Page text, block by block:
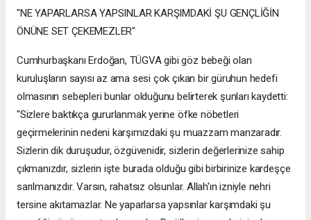
"NE YAPARLARSA YAPSINLAR KARŞIMDAKİ ŞU GENÇLİĞİN
ÖNÜNE SET ÇEKEMEZLER"
Cumhurbaşkanı Erdoğan, TÜGVA gibi göz bebeği olan
kuruluşların sayısı az ama sesi çok çıkan bir güruhun hedefi
olmasının sebepleri bunlar olduğunu belirterek şunları kaydetti:
"Sizlere baktıkça gururlanmak yerine öfke nöbetleri
geçirmelerinin nedeni karşımızdaki şu muazzam manzaradır.
Sizlerin dik duruşudur, özgüvenidir, sizlerin değerlerinize sahip
çıkmanızdır, sizlerin işte burada olduğu gibi birbirinize kardeşçe
sarılmanızdır. Varsın, rahatsız olsunlar. Allah'ın izniyle nehri
tersine akıtamazlar. Ne yaparlarsa yapsınlar karşımdaki şu